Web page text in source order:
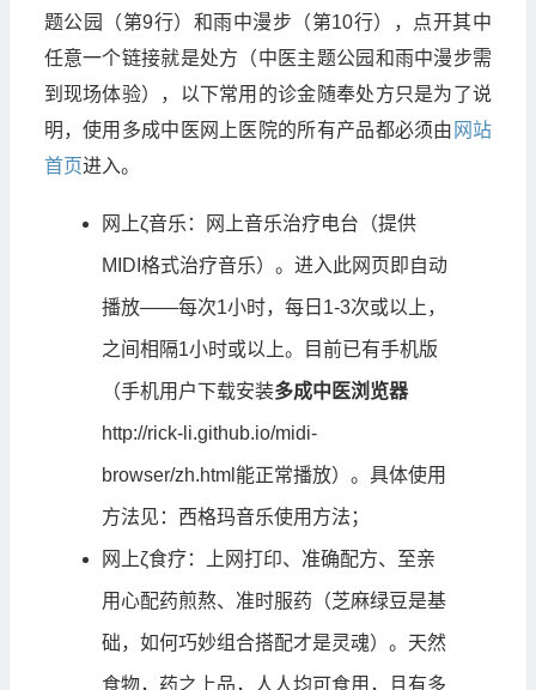
题公园（第9行）和雨中漫步（第10行），点开其中
任意一个链接就是处方（中医主题公园和雨中漫步需
到现场体验），以下常用的诊金随奉处方只是为了说
明，使用多成中医网上医院的所有产品都必须由 网站
首页进入。
网上ζ音乐：网上音乐治疗电台（提供
MIDI格式治疗音乐）。进入此网页即自动
播放——每次1小时，每日1-3次或以上，
之间相隔1小时或以上。目前已有手机版
（手机用户下载安装多成中医浏览器
http://rick-li.github.io/midi-
browser/zh.html 能正常播放）。具体使用
方法见： 西格玛音乐使用方法 ；
网上ζ食疗：上网打印、准确配方、至亲
用心配药煎熬、准时服药（芝麻绿豆是基
础，如何巧妙组合搭配才是灵魂）。天然
食物，药之上品，人人均可食用，且有多